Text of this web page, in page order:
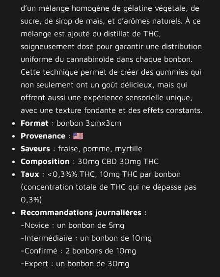
d’un mélange homogène de gélatine végétale, de
sucre, de sirop de maïs, et d’arômes naturels. À ce
mélange est ajouté du distillat de THC,
soigneusement dosé pour garantir une distribution
uniforme du cannabinoïde dans chaque bonbon.
Cette technique permet de créer des gummies qui
non seulement ont un goût délicieux, mais qui
offrent aussi une expérience sensorielle unique,
avec une texture fondante et des effets constants.
Format : bonbon 3cmx3cm
Provenance :
Saveurs : fraise, pomme, myrtille
Composition : 30mg CBD 30mg THC
Taux : <0,3%% THC, 10mg THC par bonbon
(concentration totale de THC qui ne dépasse pas
0,3%)
Recommandations journalières :
-Novice : un bonbon de 5mg
-Intermédiaire : un bonbon de 10mg
-Confirmé : 2 bonbons de 10mg
-Expert : un bonbon de 30mg